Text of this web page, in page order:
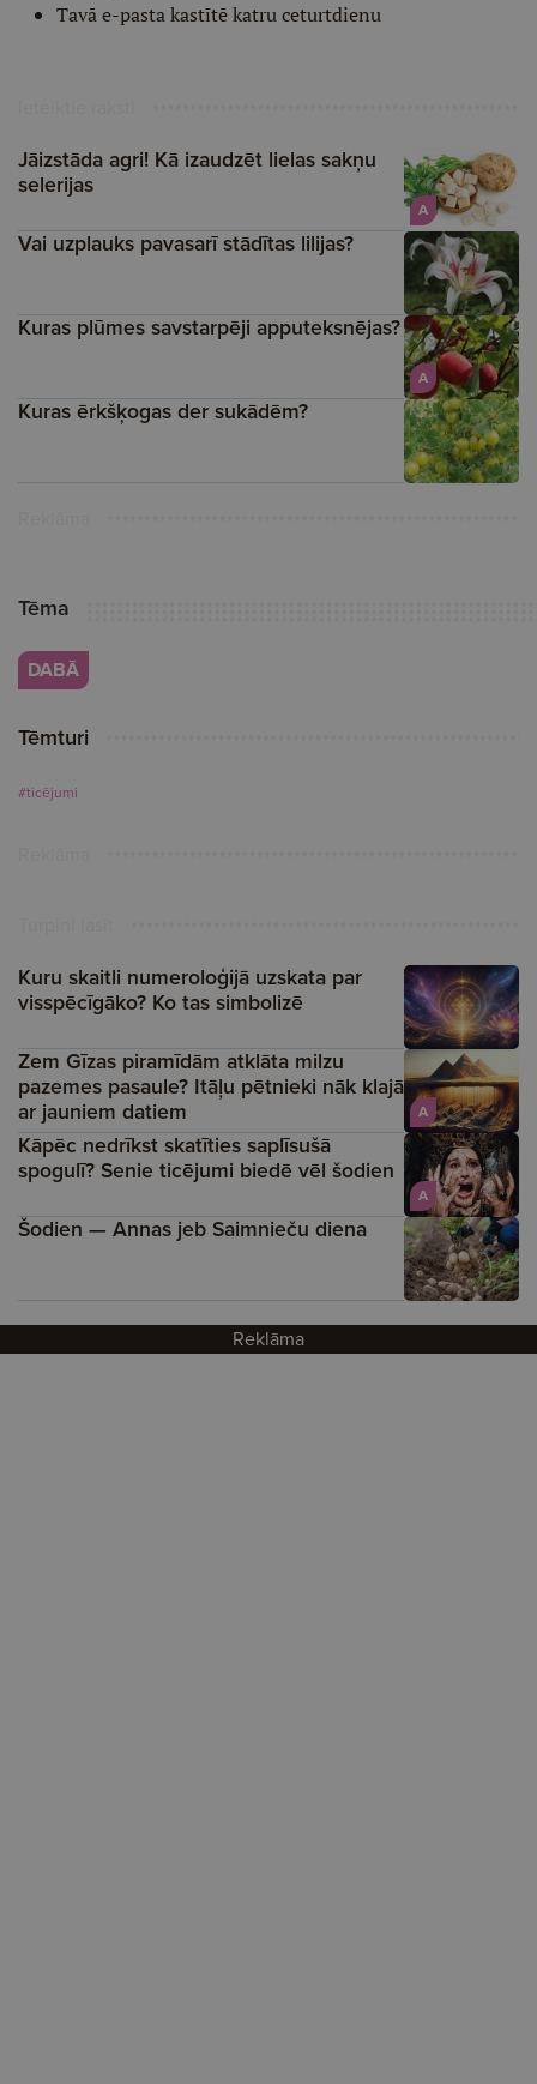
Tavā e-pasta kastītē katru ceturtdienu
A
Jāizstāda agri! Kā izaudzēt lielas sakņu
selerijas
Vai uzplauks pavasarī stādītas lilijas?
A
Kuras plūmes savstarpēji apputeksnējas?
Kuras ērkšķogas der sukādēm?
Tēma
DABĀ
Tēmturi
#ticējumi
Kuru skaitli numeroloģijā uzskata par
visspēcīgāko? Ko tas simbolizē
A
Zem Gīzas piramīdām atklāta milzu
pazemes pasaule? Itāļu pētnieki nāk klajā
ar jauniem datiem
A
Kāpēc nedrīkst skatīties saplīsušā
spogulī? Senie ticējumi biedē vēl šodien
Šodien — Annas jeb Saimnieču diena
Reklāma